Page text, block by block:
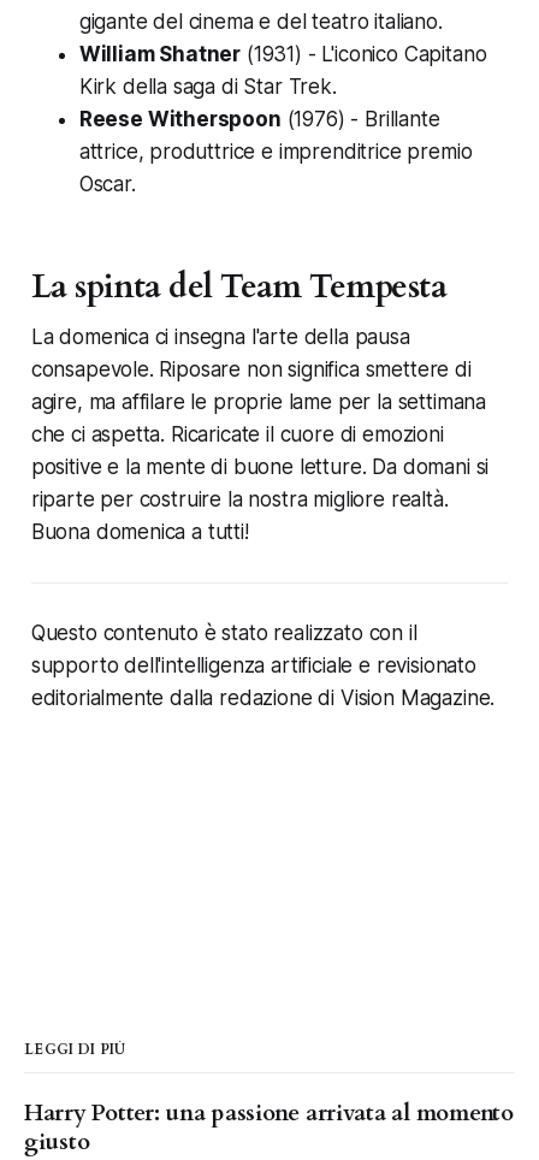
gigante del cinema e del teatro italiano.
William Shatner (1931) - L'iconico Capitano
Kirk della saga di Star Trek.
Reese Witherspoon (1976) - Brillante
attrice, produttrice e imprenditrice premio
Oscar.
La spinta del Team Tempesta
La domenica ci insegna l'arte della pausa
consapevole. Riposare non significa smettere di
agire, ma affilare le proprie lame per la settimana
che ci aspetta. Ricaricate il cuore di emozioni
positive e la mente di buone letture. Da domani si
riparte per costruire la nostra migliore realtà.
Buona domenica a tutti!
Questo contenuto è stato realizzato con il
supporto dell'intelligenza artificiale e revisionato
editorialmente dalla redazione di Vision Magazine.
LEGGI DI PIÙ
Harry Potter: una passione arrivata al momento
giusto